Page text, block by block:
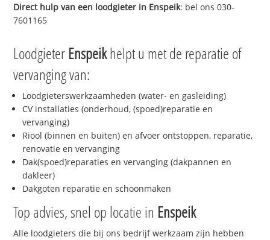
Direct hulp van een loodgieter in Enspeik: bel ons 030-
7601165
Loodgieter Enspeikhelpt u met de reparatie of
vervanging van:
Loodgieterswerkzaamheden (water- en gasleiding)
CV installaties (onderhoud, (spoed)reparatie en
vervanging)
Riool (binnen en buiten) en afvoer ontstoppen, reparatie,
renovatie en vervanging
Dak(spoed)reparaties en vervanging (dakpannen en
dakleer)
Dakgoten reparatie en schoonmaken
Top advies, snel op locatie in Enspeik
Alle loodgieters die bij ons bedrijf werkzaam zijn hebben